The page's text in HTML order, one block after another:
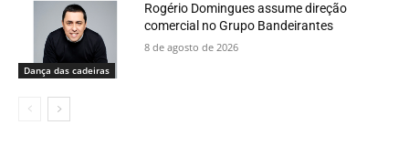
Dança das cadeiras
Rogério Domingues assume direção
comercial no Grupo Bandeirantes
8 de agosto de 2026